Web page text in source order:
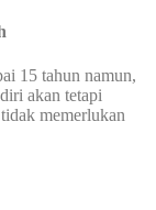
15 tahun namun,
akan tetapi
memerlukan